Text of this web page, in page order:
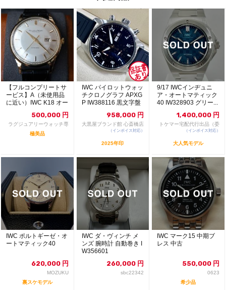
【フルコンプリートサ
ービス】A（未使用品
に近い）IWC K18 オー
500,000 円
ラグジュアリーウォッチ専
極美品
IWC パイロットウォッ
チクロノグラフ APXG
P IW388116 黒文字盤
958,000 円
大黒屋ブランド館 心斎橋店
（インボイス対応）
2025年印
9/17 IWCインヂュニ
ア・オートマティック
40 IW328903 グリー...
1,400,000 円
トケマー宅配代行出品（委
託販売）
（インボイス対応）
大人気モデル
IWC ポルトギーゼ・オ
ートマティック40
620,000 円
MOZUKU
裏スケモデル
IWC ダ・ヴィンチ メ
ンズ 腕時計 自動巻き I
W356601
260,000 円
sbc22342
IWC マーク15 中期ブ
レス 中古
550,000 円
0623
希少品